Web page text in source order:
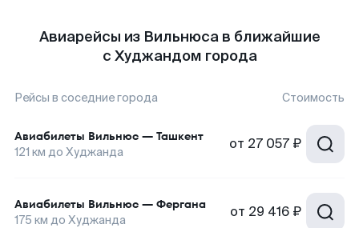
Авиарейсы из Вильнюса в ближайшие
с Худжандом города
Рейсы в соседние города Стоимость
Авиабилеты Вильнюс — Ташкент
121 км до Худжанда от 27 057 ₽
Авиабилеты Вильнюс — Фергана
175 км до Худжанда от 29 416 ₽